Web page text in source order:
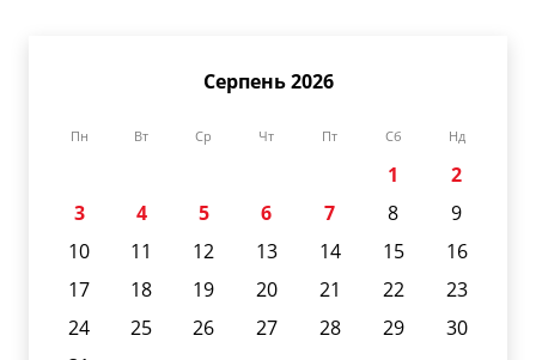
Серпень 2026
Пн Вт Ср Чт Пт Сб Нд
1
2
3
4 5 6 7 8
9
10
11 12 13 14 15
16
17
18 19 20 21 22
23
24
25 26 27 28 29
30